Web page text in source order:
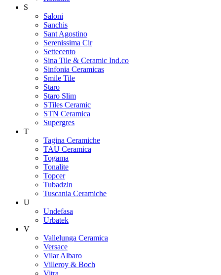
S
Saloni
Sanchis
Sant Agostino
Serenissima Cir
Settecento
Sina Tile & Ceramic Ind.co
Sinfonia Ceramicas
Smile Tile
Staro
Staro Slim
STiles Ceramic
STN Ceramica
Supergres
T
Tagina Ceramiche
TAU Ceramica
Togama
Tonalite
Topcer
Tubadzin
Tuscania Ceramiche
U
Undefasa
Urbatek
V
Vallelunga Ceramica
Versace
Vilar Albaro
Villeroy & Boch
Vitra